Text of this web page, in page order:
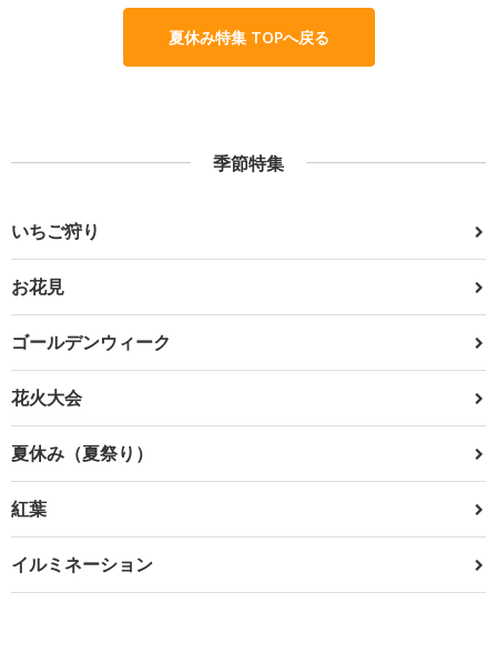
夏休み特集 TOPへ戻る
季節特集
いちご狩り
お花見
ゴールデンウィーク
花火大会
夏休み（夏祭り）
紅葉
イルミネーション